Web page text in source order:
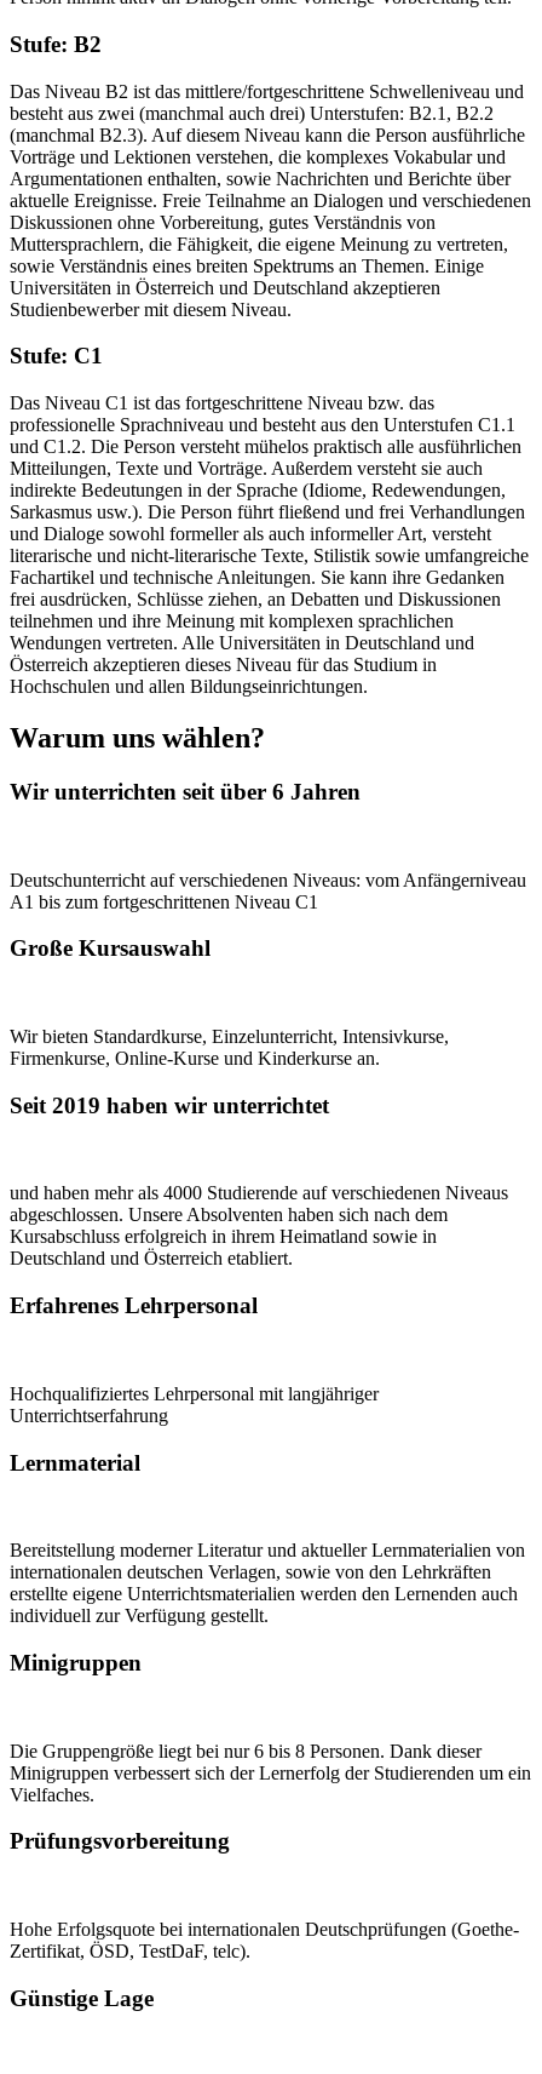
Stufe: B2
Das Niveau B2 ist das mittlere/fortgeschrittene Schwelleniveau und
besteht aus zwei (manchmal auch drei) Unterstufen: B2.1, B2.2
(manchmal B2.3). Auf diesem Niveau kann die Person ausführliche
Vorträge und Lektionen verstehen, die komplexes Vokabular und
Argumentationen enthalten, sowie Nachrichten und Berichte über
aktuelle Ereignisse. Freie Teilnahme an Dialogen und verschiedenen
Diskussionen ohne Vorbereitung, gutes Verständnis von
Muttersprachlern, die Fähigkeit, die eigene Meinung zu vertreten,
sowie Verständnis eines breiten Spektrums an Themen. Einige
Universitäten in Österreich und Deutschland akzeptieren
Studienbewerber mit diesem Niveau.
Stufe: C1
Das Niveau C1 ist das fortgeschrittene Niveau bzw. das
professionelle Sprachniveau und besteht aus den Unterstufen C1.1
und C1.2. Die Person versteht mühelos praktisch alle ausführlichen
Mitteilungen, Texte und Vorträge. Außerdem versteht sie auch
indirekte Bedeutungen in der Sprache (Idiome, Redewendungen,
Sarkasmus usw.). Die Person führt fließend und frei Verhandlungen
und Dialoge sowohl formeller als auch informeller Art, versteht
literarische und nicht-literarische Texte, Stilistik sowie umfangreiche
Fachartikel und technische Anleitungen. Sie kann ihre Gedanken
frei ausdrücken, Schlüsse ziehen, an Debatten und Diskussionen
teilnehmen und ihre Meinung mit komplexen sprachlichen
Wendungen vertreten. Alle Universitäten in Deutschland und
Österreich akzeptieren dieses Niveau für das Studium in
Hochschulen und allen Bildungseinrichtungen.
Warum uns wählen?
Wir unterrichten seit über 6 Jahren
Deutschunterricht auf verschiedenen Niveaus: vom Anfängerniveau
A1 bis zum fortgeschrittenen Niveau C1
Große Kursauswahl
Wir bieten Standardkurse, Einzelunterricht, Intensivkurse,
Firmenkurse, Online-Kurse und Kinderkurse an.
Seit 2019 haben wir unterrichtet
und haben mehr als 4000 Studierende auf verschiedenen Niveaus
abgeschlossen. Unsere Absolventen haben sich nach dem
Kursabschluss erfolgreich in ihrem Heimatland sowie in
Deutschland und Österreich etabliert.
Erfahrenes Lehrpersonal
Hochqualifiziertes Lehrpersonal mit langjähriger
Unterrichtserfahrung
Lernmaterial
Bereitstellung moderner Literatur und aktueller Lernmaterialien von
internationalen deutschen Verlagen, sowie von den Lehrkräften
erstellte eigene Unterrichtsmaterialien werden den Lernenden auch
individuell zur Verfügung gestellt.
Minigruppen
Die Gruppengröße liegt bei nur 6 bis 8 Personen. Dank dieser
Minigruppen verbessert sich der Lernerfolg der Studierenden um ein
Vielfaches.
Prüfungsvorbereitung
Hohe Erfolgsquote bei internationalen Deutschprüfungen (Goethe-
Zertifikat, ÖSD, TestDaF, telc).
Günstige Lage